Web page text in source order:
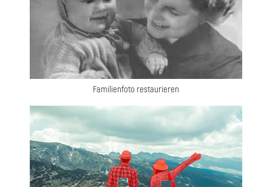
Familienfoto restaurieren